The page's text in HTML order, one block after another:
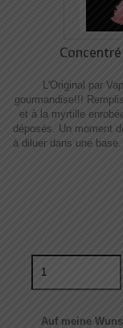
L'Original par
gourmandise!!!
et à la myrtille
déposés. Un moment
à diluer dans une
Auf meine